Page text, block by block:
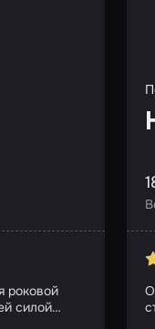
роковой
силой…